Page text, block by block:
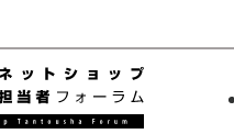
ネットシ